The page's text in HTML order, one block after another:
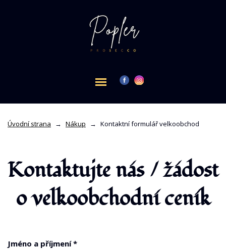
Úvodní strana → Nákup → Kontaktní formulář velkoobchod
Kontaktujte nás / žádost
o velkoobchodní ceník
Jméno a příjmení *